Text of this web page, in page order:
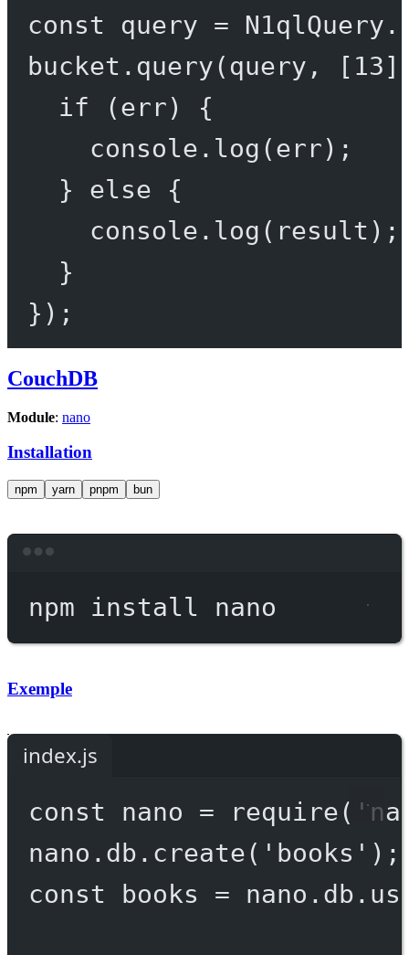
const
query = N1qlQuery.
bucket. query(query, [ 13
if (err) {
console. log (err);
} else {
console. log (result);
}
});
CouchDB
Module: nano
Installation
npm yarn pnpm bun
npm install nano
Exemple
index.js
const nano = require(
nano.db. create( 'books' );
const
books = nano.db.